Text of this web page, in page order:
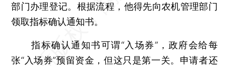
部门办理登记。根据流程，他得先向农机管理部门
领取指标确认通知书。
指标确认通知书可谓“入场券”，政府会给每
张“入场券”预留资金，但这只是第一关。申请者还